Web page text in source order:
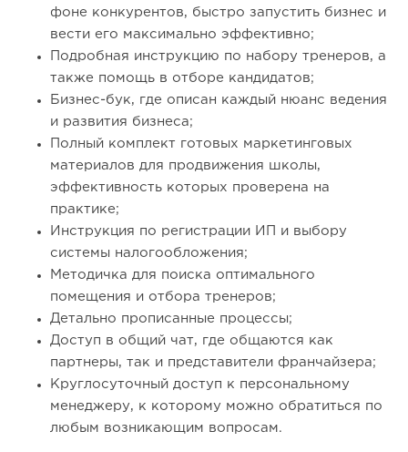
фоне конкурентов, быстро запустить бизнес и
вести его максимально эффективно;
Подробная инструкцию по набору тренеров, а
также помощь в отборе кандидатов;
Бизнес-бук, где описан каждый нюанс ведения
и развития бизнеса;
Полный комплект готовых маркетинговых
материалов для продвижения школы,
эффективность которых проверена на
практике;
Инструкция по регистрации ИП и выбору
системы налогообложения;
Методичка для поиска оптимального
помещения и отбора тренеров;
Детально прописанные процессы;
Доступ в общий чат, где общаются как
партнеры, так и представители франчайзера;
Круглосуточный доступ к персональному
менеджеру, к которому можно обратиться по
любым возникающим вопросам.